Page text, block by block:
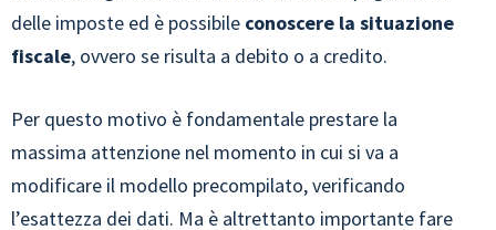
delle imposte ed è possibile conoscere la situazione
fiscale, ovvero se risulta a debito o a credito.
Per questo motivo è fondamentale prestare la
massima attenzione nel momento in cui si va a
modificare il modello precompilato, verificando
l’esattezza dei dati. Ma è altrettanto importante fare